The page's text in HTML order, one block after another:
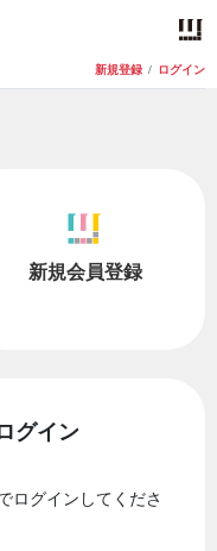
新規登録 / ログイン
新規会員登録
グイン
ログインしてくださ